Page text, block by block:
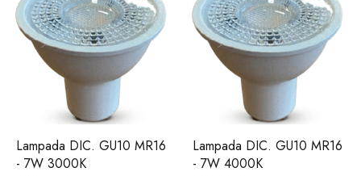
Lampada DIC. GU10 MR16
- 7W 3000K
Lampada DIC. GU10 MR16
- 7W 4000K